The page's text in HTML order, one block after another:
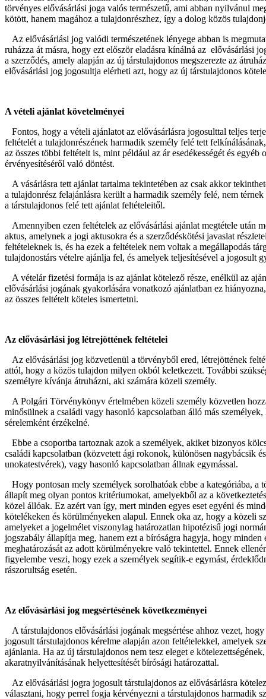
törvényes elővásárlási joga valós természetű, ami abban nyilvánul
kötött, hanem magához a tulajdonrészhez, így a dolog közös
Az elővásárlási jog valódi természetének lényege abban is
ruházza át másra, hogy ezt először eladásra kínálná az elővásárlási
a szerződés, amely alapján az új társtulajdonos megszerezte az
elővásárlási jog jogosultja elérheti azt, hogy az új társtulajdonos
A vételi ajánlat követelményei
Fontos, hogy a vételi ajánlatot az elővásárlásra jogosulttal teljes
feltételét a tulajdonrészének harmadik személy felé tett
az összes többi feltételt is, mint például az ár esedékességét és
érvényesítéséről való döntést.
A vásárlásra tett ajánlat tartalma tekintetében az csak akkor
a tulajdonrész felajánlásra került a harmadik személy felé, nem
a társtulajdonos felé tett ajánlat feltételeitől.
Amennyiben ezen feltételek az elővásárlási ajánlat megtétele után
aktus, amelynek a jogi aktusokra és a szerződéskötési javaslat
feltételeknek is, és ha ezek a feltételek nem voltak a megállapodás
tulajdonostárs vételre ajánlja fel, és amelyek teljesítésével a jogosult
A vételár fizetési formája is az ajánlat kötelező része, enélkül az
elővásárlási jogának gyakorlására vonatkozó ajánlatban ez
az összes feltételt köteles ismertetni.
Az elővásárlási jog létrejöttének feltételei
Az elővásárlási jog közvetlenül a törvényből ered, létrejöttének
attól, hogy a közös tulajdon milyen okból keletkezett. További
személyre kívánja átruházni, aki számára közeli személy.
A Polgári Törvénykönyv értelmében közeli személy közvetlen
minősülnek a családi vagy hasonló kapcsolatban álló más
sérelemként érzékelné.
Ebbe a csoportba tartoznak azok a személyek, akiket bizonyos
családi kapcsolatban (közvetett ági rokonok, különösen nagybácsik
unokatestvérek), vagy hasonló kapcsolatban állnak egymással.
Hogy pontosan mely személyek sorolhatóak ebbe a kategóriába, a
állapít meg olyan pontos kritériumokat, amelyekből az a
közel állóak. Ez azért van így, mert minden egyes eset egyéni és
kötelékeken és körülményeken alapul. Ennek oka az, hogy a közeli
amelyeket a jogelmélet viszonylag határozatlan hipotézisű jogi
jogszabály állapítja meg, hanem ezt a bíróságra hagyja, hogy
meghatározását az adott körülményekre való tekintettel. Ennek
figyelembe veszi, hogy ezek a személyek segítik-e egymást,
rászorultság esetén.
Az elővásárlási jog megsértésének következményei
A társtulajdonos elővásárlási jogának megsértése ahhoz vezet,
jogosult társtulajdonos kérelme alapján azon feltételekkel, amelyek
ajánlania. Ha az új társtulajdonos nem tesz eleget e
akaratnyilvánításának helyettesítését bírósági határozattal.
Az elővásárlási jogra jogosult társtulajdonos az elővásárlásra
választani, hogy perrel fogja kérvényezni a társtulajdonos harmadik